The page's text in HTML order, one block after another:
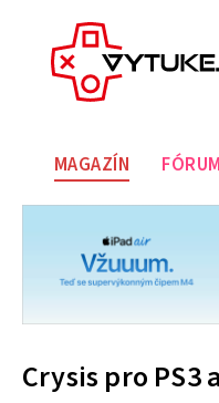
MAGAZÍN FÓRUM
Crysis pro PS3